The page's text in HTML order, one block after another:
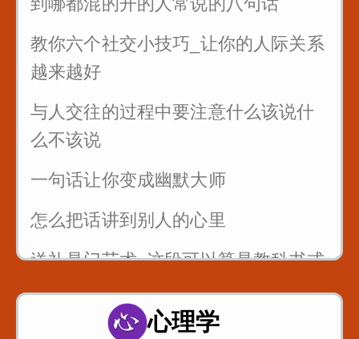
教你六个社交小技巧_让你的人际关系
越来越好
与人交往的过程中要注意什么该说什
么不该说
一句话让你变成幽默大师
怎么把话讲到别人的心里
送礼是门艺术_这段可以算是教科书式
的例子
以后有人故意刁难你_你就找到问题刁
心理学